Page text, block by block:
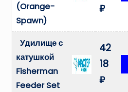
(Orange-
Spawn)
₽
Удилище с
катушкой
Fisherman
Feeder Set
42
18
₽